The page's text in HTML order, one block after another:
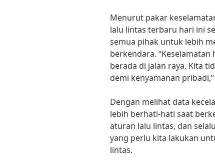
Menurut pakar
lalu lintas terbaru hari ini
semua pihak untuk lebih
berkendara.
berada di jalan raya. Kita
demi kenyamanan
Dengan melihat data
lebih berhati-hati saat
aturan lalu lintas, dan
yang perlu kita lakukan
lintas.